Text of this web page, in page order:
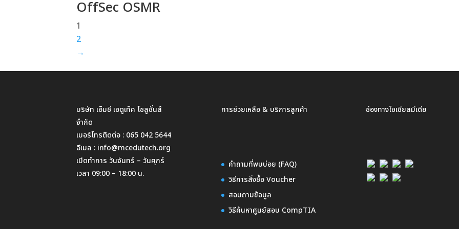
OffSec OSMR
1
2
→
บริษัท เอ็มซี เอดูเท็ค โซลูชั่นส์
จำกัด
เบอร์โทรติดต่อ : 065 042 5644
อีเมล : info@mcedutech.org
เปิดทำการ วันจันทร์ – วันศุกร์
เวลา 09:00 – 18:00 น.
การช่วยเหลือ & บริการลูกค้า
คำถามที่พบบ่อย (FAQ)
วิธีการสั่งซื้อ Voucher
สอบถามข้อมูล
วิธีค้นหาศูนย์สอบ CompTIA
ช่องทางโซเชียลมีเดีย